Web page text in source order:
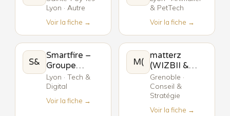
Lyon · Autre
Voir la fiche →
& PetTech
Voir la fiche →
S&
Smartfire –
Groupe
CEETADEL
Lyon · Tech &
Digital
Voir la fiche →
M(
matterz
(WIZBII &
obendy)
Grenoble ·
Conseil &
Stratégie
Voir la fiche →